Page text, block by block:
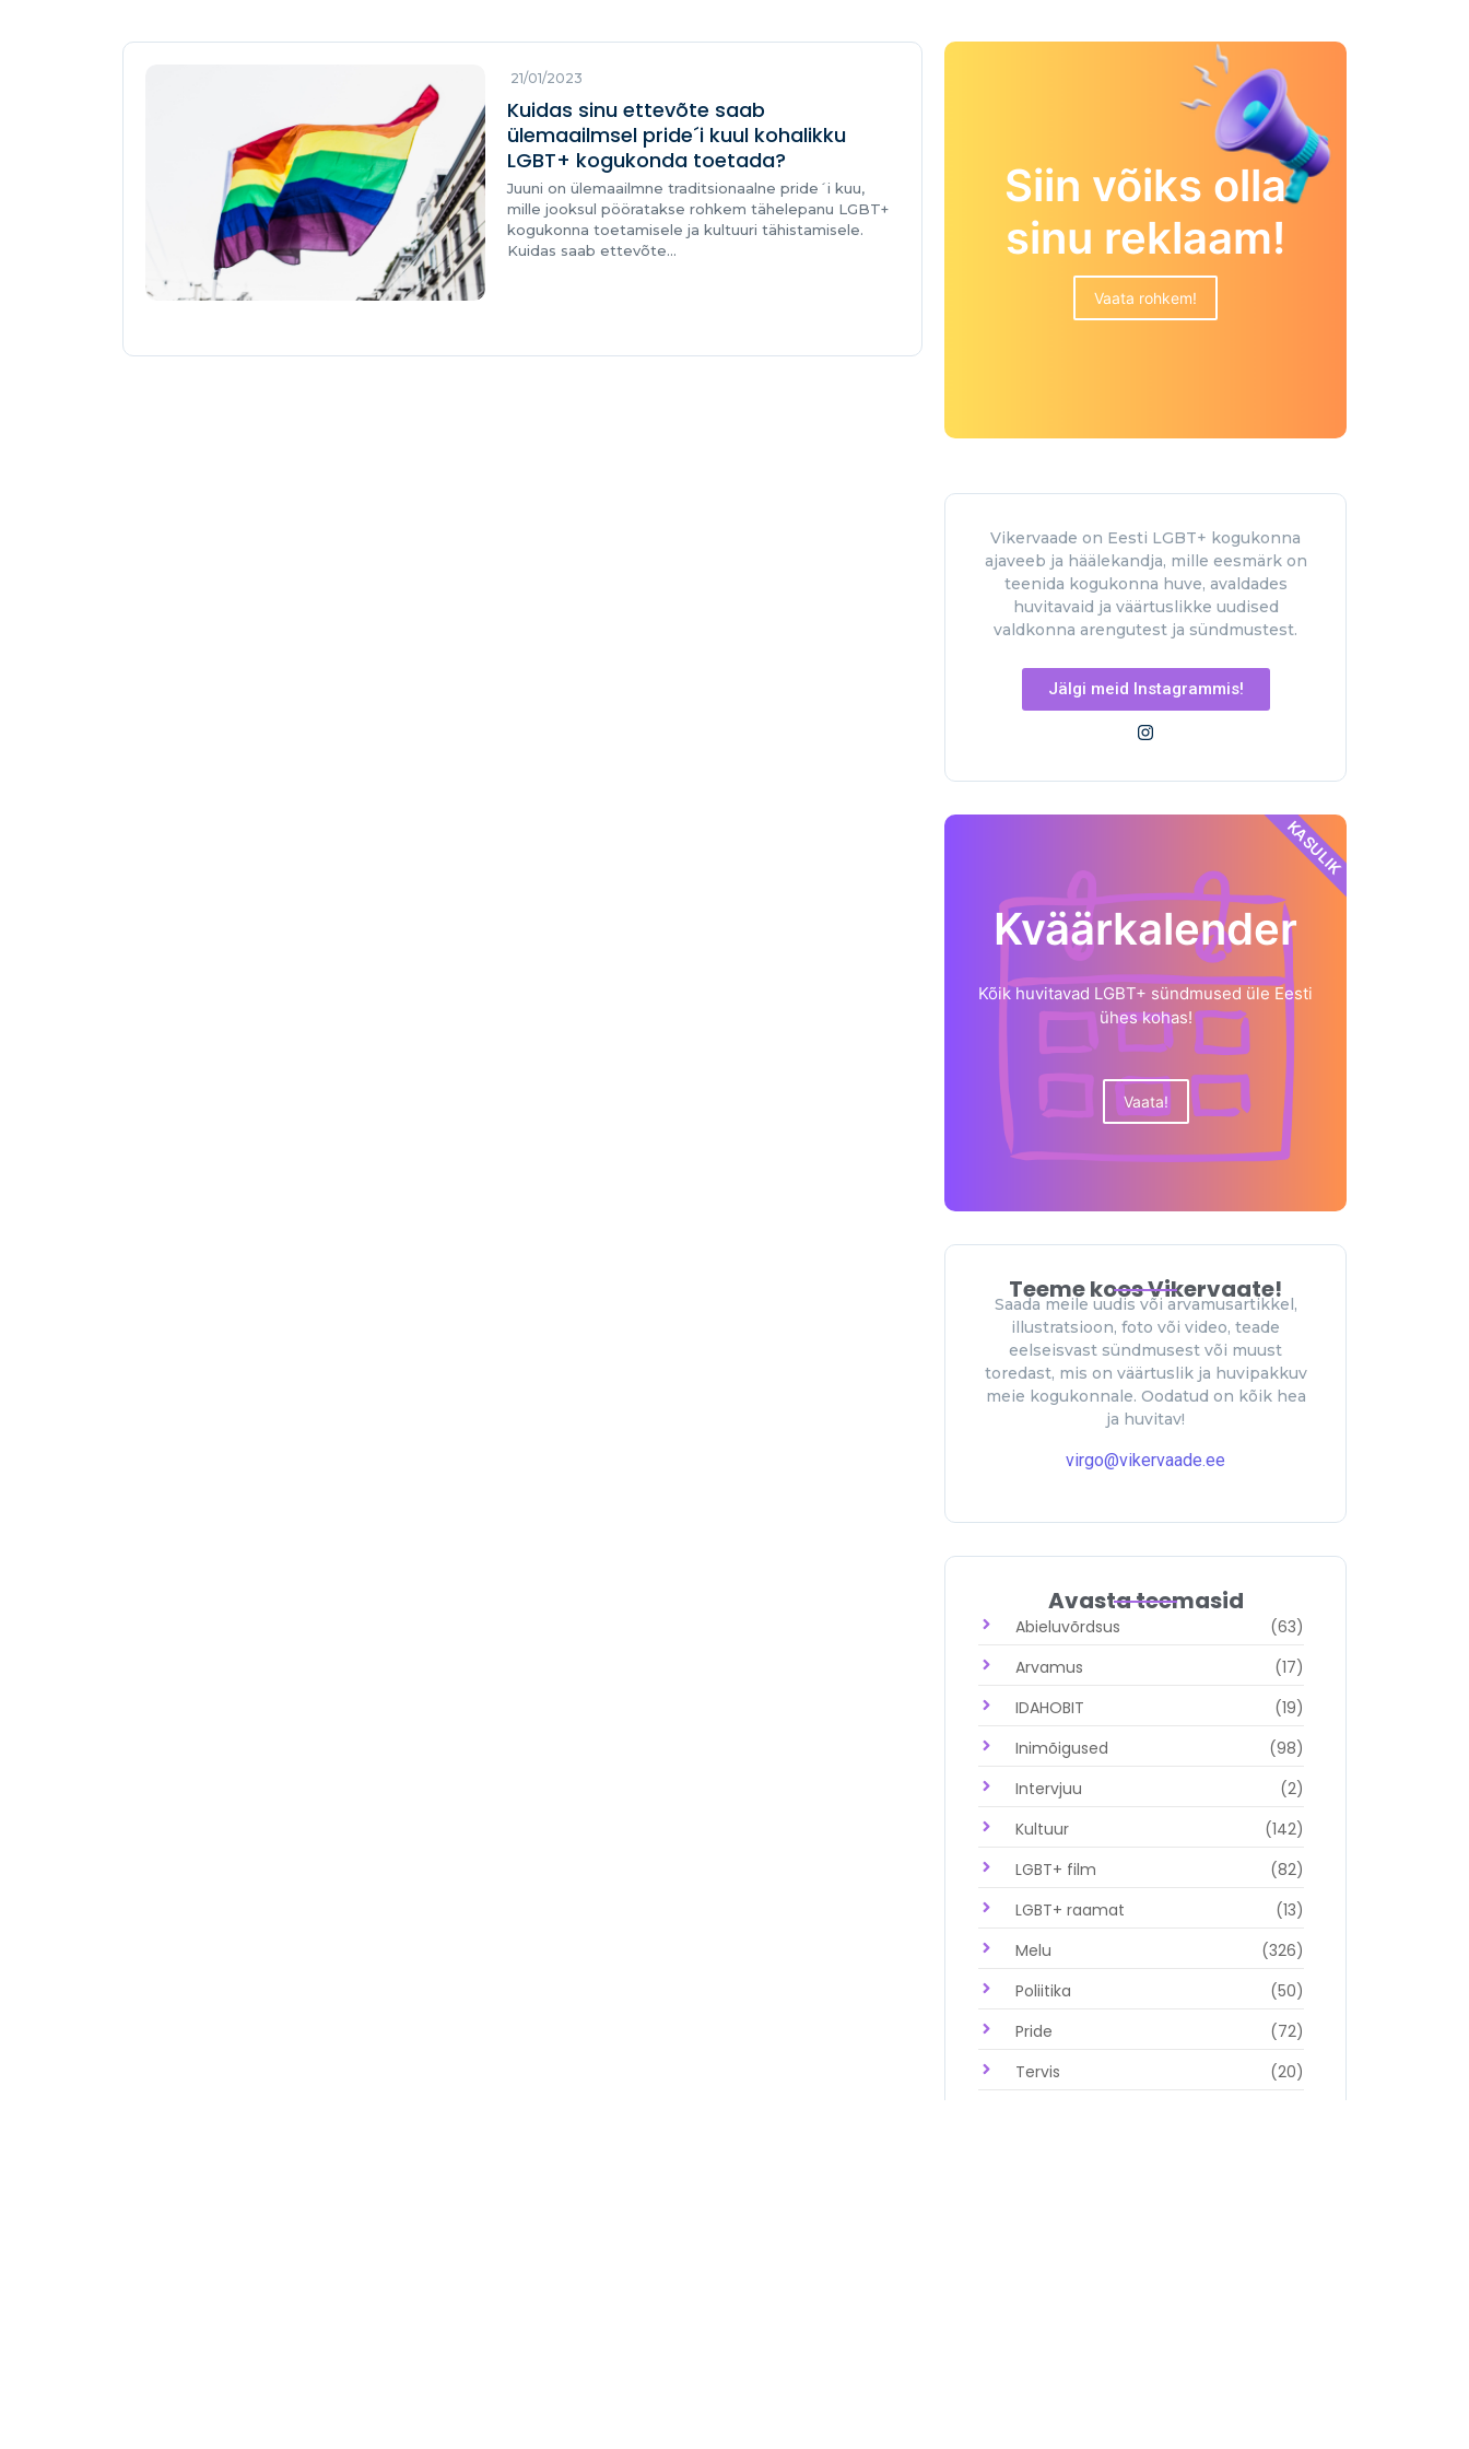
21/01/2023
Kuidas sinu ettevõte saab
ülemaailmsel pride´i kuul kohalikku
LGBT+ kogukonda toetada?
Juuni on ülemaailmne traditsionaalne pride´i kuu,
mille jooksul pööratakse rohkem tähelepanu LGBT+
kogukonna toetamisele ja kultuuri tähistamisele.
Kuidas saab ettevõte...
Siin võiks olla
sinu reklaam!
Vaata rohkem!
Vikervaade on Eesti LGBT+ kogukonna
ajaveeb ja häälekandja, mille eesmärk on
teenida kogukonna huve, avaldades
huvitavaid ja väärtuslikke uudised
valdkonna arengutest ja sündmustest.
Jälgi meid Instagrammis!
Kväärkalender
Kõik huvitavad LGBT+ sündmused üle Eesti
ühes kohas!
Vaata!
KASULIK
Teeme koos Vikervaate!
Saada meile uudis või arvamusartikkel,
illustratsioon, foto või video, teade
eelseisvast sündmusest või muust
toredast, mis on väärtuslik ja huvipakkuv
meie kogukonnale. Oodatud on kõik hea
ja huvitav!
virgo@vikervaade.ee
Avasta teemasid
Abieluvõrdsus
(63)
Arvamus
(17)
IDAHOBIT
(19)
Inimõigused
(98)
Intervjuu
(2)
Kultuur
(142)
LGBT+ film
(82)
LGBT+ raamat
(13)
Melu
(326)
Poliitika
(50)
Pride
(72)
Tervis
(20)